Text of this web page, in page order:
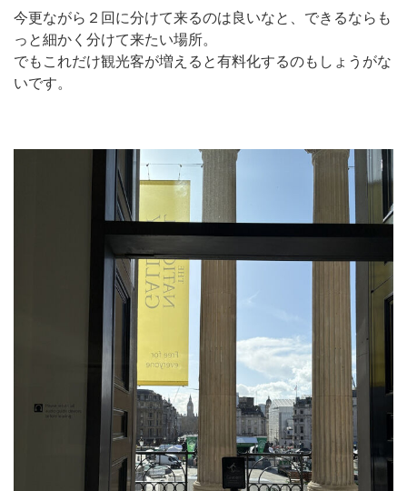
今更ながら２回に分けて来るのは良いなと、できるならも
っと細かく分けて来たい場所。
でもこれだけ観光客が増えると有料化するのもしょうがな
いです。